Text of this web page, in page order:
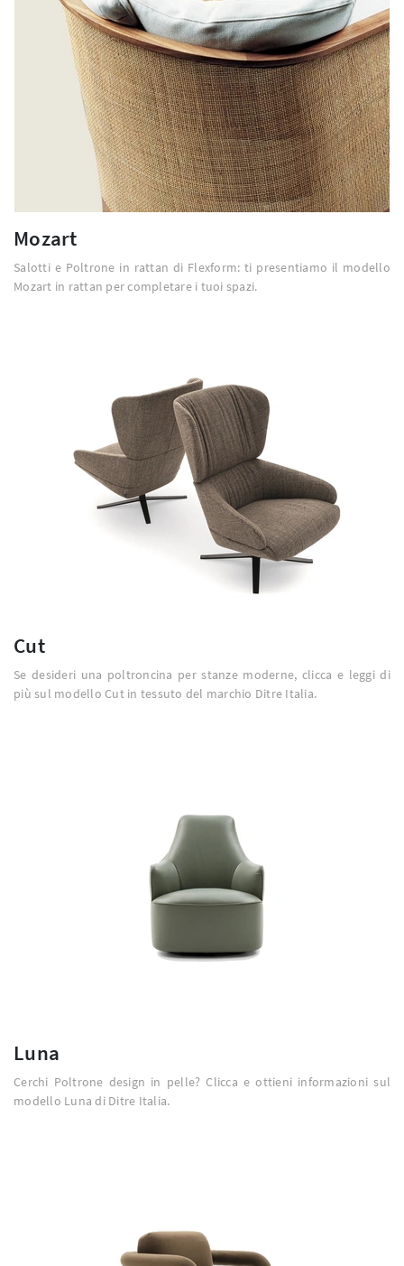
Mozart
Salotti e Poltrone in rattan di Flexform: ti presentiamo il modello
Mozart in rattan per completare i tuoi spazi.
Cut
Se desideri una poltroncina per stanze moderne, clicca e leggi di
più sul modello Cut in tessuto del marchio Ditre Italia.
Luna
Cerchi Poltrone design in pelle? Clicca e ottieni informazioni sul
modello Luna di Ditre Italia.